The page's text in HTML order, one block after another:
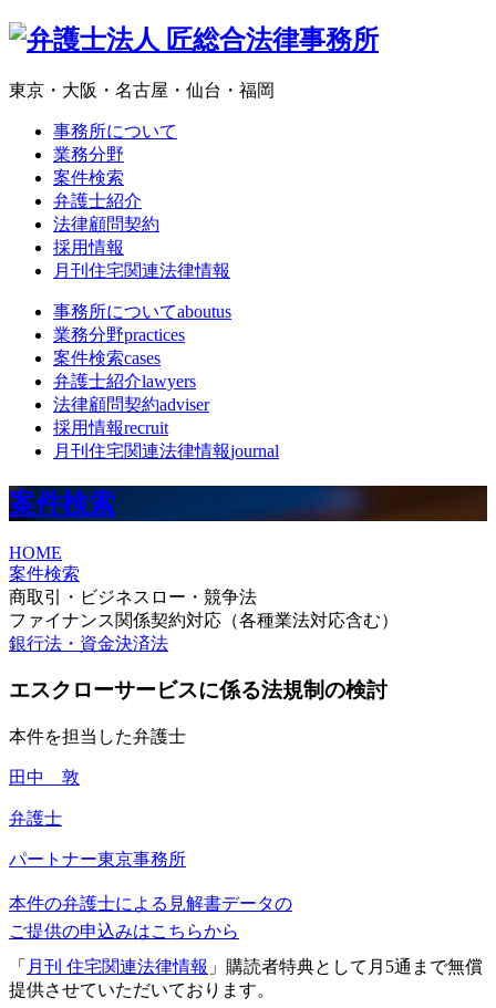
東京・大阪・名古屋・仙台・福岡
事務所について
業務分野
案件検索
弁護士紹介
法律顧問契約
採用情報
月刊住宅関連法律情報
事務所についてaboutus
業務分野practices
案件検索cases
弁護士紹介lawyers
法律顧問契約adviser
採用情報recruit
月刊住宅関連法律情報journal
案件検索
HOME
案件検索
商取引・ビジネスロー・競争法
ファイナンス関係契約対応（各種業法対応含む）
銀行法・資金決済法
エスクローサービスに係る法規制の検討
本件を担当した弁護士
田中 敦
弁護士
パートナー東京事務所
本件の弁護士による見解書データの
ご提供の申込みはこちらから
「 月刊 住宅関連法律情報 」購読者特典として月5通まで無償
提供させていただいております。